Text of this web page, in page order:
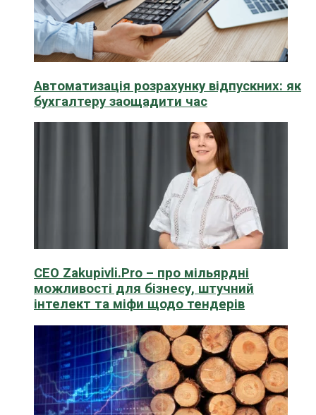
Автоматизація розрахунку відпускних: як
бухгалтеру заощадити час
CEO Zakupivli.Pro – про мільярдні
можливості для бізнесу, штучний
інтелект та міфи щодо тендерів